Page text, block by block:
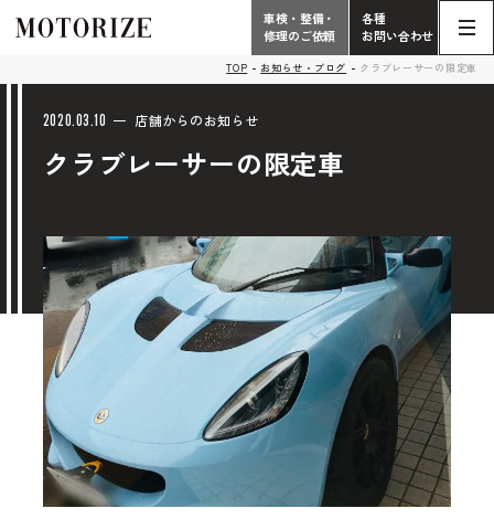
こだわり
輸入車買取査定依頼
中古車販売・在庫車情報
車検・整備・修理のご依頼
中古車探しのご依頼/その他
お問い合わせフォーム
Phone
電話受付時間 10:00 - 18:30（月曜定休）
058-247-7733
タップで電話がかかります
お問い合わせ総合
058-247-8001
タップで電話がかかります
Contact Form
Contact
車検・整備・
修理のご依頼
各種
お問い合わせ
TOP お知らせ・ブログ クラブレーサーの限定車
2020.03.10 店舗からのお知らせ
クラブレーサーの限定車